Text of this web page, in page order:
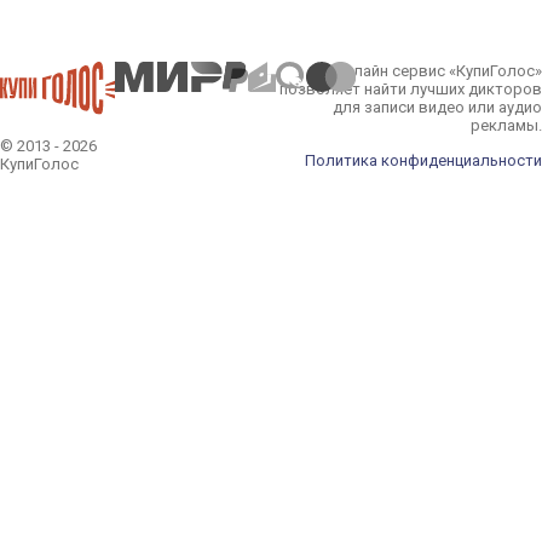
© 2013 - 2026
КупиГолос
Онлайн сервис «КупиГолос»
позволяет найти лучших дикторов
для записи видео или аудио
рекламы.
Политика конфиденциальности